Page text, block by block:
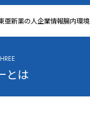
亜新薬の人企業情報腸内環
とは